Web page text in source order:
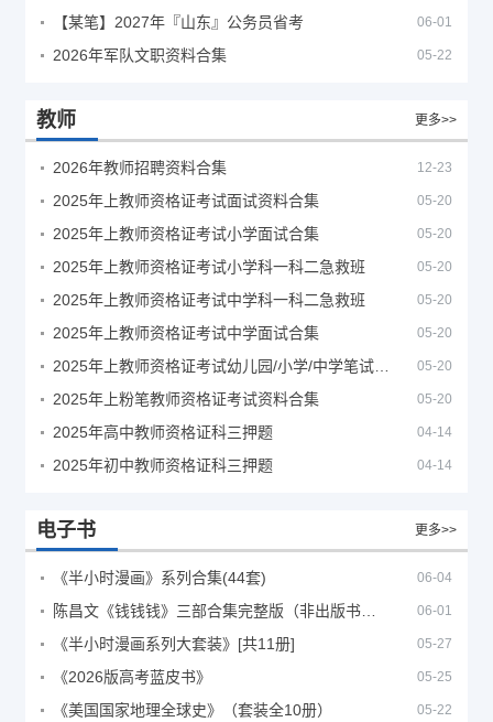
【某笔】2027年『山东』公务员省考 06-01
2026年军队文职资料合集 05-22
教师 更多>>
2026年教师招聘资料合集 12-23
2025年上教师资格证考试面试资料合集 05-20
2025年上教师资格证考试小学面试合集 05-20
2025年上教师资格证考试小学科一科二急救班 05-20
2025年上教师资格证考试中学科一科二急救班 05-20
2025年上教师资格证考试中学面试合集 05-20
05-20
2025年上粉笔教师资格证考试资料合集 05-20
2025年高中教师资格证科三押题 04-14
2025年初中教师资格证科三押题 04-14
电子书 更多>>
《半小时漫画》系列合集(44套) 06-04
06-01
《半小时漫画系列大套装》[共11册] 05-27
《2026版高考蓝皮书》 05-25
《美国国家地理全球史》（套装全10册） 05-22